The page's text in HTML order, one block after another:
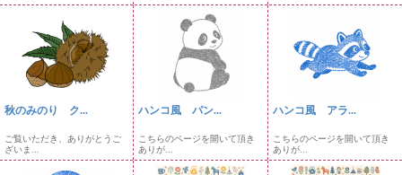
秋のみのり ク...
ご覧いただき、ありがとうご
ざいま...
ハンコ風 パン...
こちらのページを開いて頂き
ありが...
ハンコ風 アラ...
こちらのページを開いて頂き
ありが...